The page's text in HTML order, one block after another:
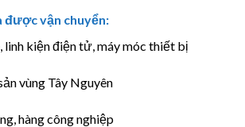
được vận chuyển:
linh kiện điện tử, máy móc thiết bị
vùng Tây Nguyên
hàng công nghiệp